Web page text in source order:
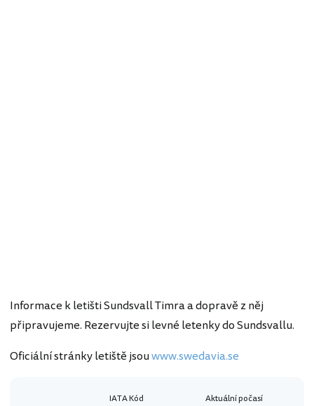
Informace k letišti Sundsvall Timra a dopravě z něj
připravujeme. Rezervujte si levné letenky do Sundsvallu.
Oficiální stránky letiště jsouwww.swedavia.se
IATA Kód Aktuální počasí